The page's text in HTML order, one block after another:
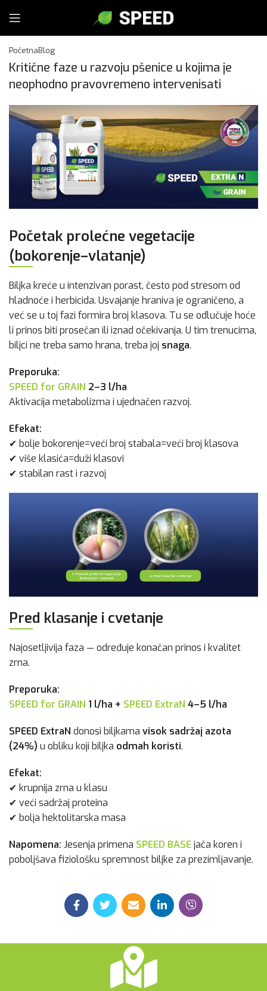
PočetnaBlog
Kritične faze u razvoju pšenice u kojima je
neophodno pravovremeno intervenisati
Početak prolećne vegetacije
(bokorenje–vlatanje)
Biljka kreće u intenzivan porast, često pod stresom od
hladnoće i herbicida. Usvajanje hraniva je ograničeno, a
već se u toj fazi formira broj klasova. Tu se odlučuje hoće
li prinos biti prosečan ili iznad očekivanja. U tim trenucima,
biljci ne treba samo hrana, treba joj snaga.
Preporuka:
SPEED for GRAIN 2–3 l/ha
Aktivacija metabolizma i ujednačen razvoj.
Efekat:
✔ bolje bokorenje=veći broj stabala=veći broj klasova
✔ više klasića=duži klasovi
✔ stabilan rast i razvoj
Pred klasanje i cvetanje
Najosetljivija faza — određuje konačan prinos i kvalitet
zrna.
Preporuka:
SPEED for GRAIN 1 l/ha + SPEED ExtraN 4–5 l/ha
SPEED ExtraN donosi biljkama visok sadržaj azota
(24%) u obliku koji biljka odmah koristi.
Efekat:
✔ krupnija zrna u klasu
✔ veći sadržaj proteina
✔ bolja hektolitarska masa
Napomena: Jesenja primena SPEED BASEjača koren i
poboljšava fiziološku spremnost biljke za prezimljavanje.